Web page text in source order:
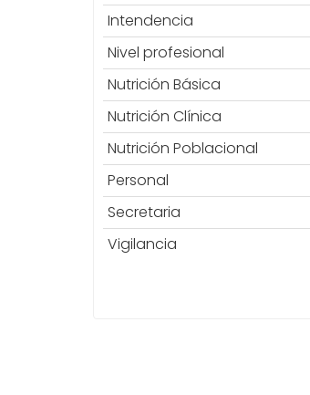
Intendencia
Nivel profesional
Nutrición Básica
Nutrición Clínica
Nutrición Poblacional
Personal
Secretaria
Vigilancia